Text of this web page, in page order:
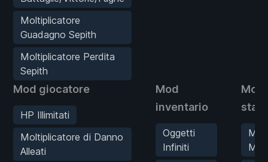
Moltiplicatore
Guadagno Sepith
Moltiplicatore Perdita
Sepith
Mod giocatore
HP Illimitati
Moltiplicatore di Danno
Alleati
Mod
inventario
Oggetti
Infiniti
Mod
Mira